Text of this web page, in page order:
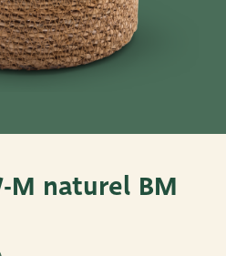
M naturel BM